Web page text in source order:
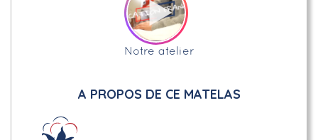
Notre atelier
A PROPOS DE CE MATELAS